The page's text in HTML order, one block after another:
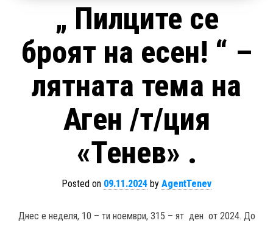
„ Пилците се
броят на есен! “ –
лятната тема на
Аген /т/ция
«Тенев» .
Posted on 09.11.2024 by AgentTenev
Днес е неделя, 10 – ти ноември, 315 – ят ден от 2024. До